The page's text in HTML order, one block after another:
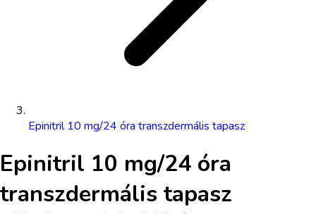
Epinitril 10 mg/24 óra transzdermális tapasz
Epinitril 10 mg/24 óra
transzdermális tapasz